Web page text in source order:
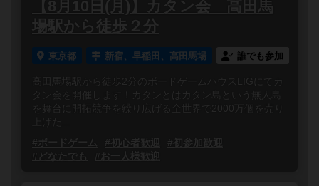
【8月10日(月)】カタン会 高田馬
場駅から徒歩２分
東京都 新宿、早稲田、高田馬場 誰でも参加
高田馬場駅から徒歩2分のボードゲームハウスLIGにてカ
タン会を開催します！カタンとはカタン島という無人島
を舞台に開拓競争を繰り広げる全世界で2000万個を売り
#ボードゲーム
#初心者歓迎
#初参加歓迎
#どなたでも
#お一人様歓迎